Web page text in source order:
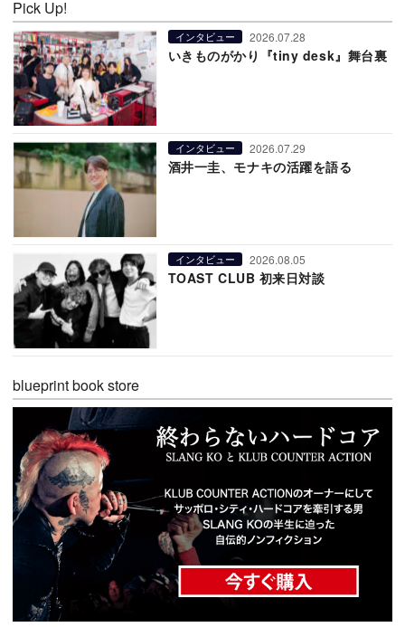
Pick Up!
インタビュー 2026.07.28
いきものがかり『tiny desk』舞台裏
インタビュー 2026.07.29
酒井一圭、モナキの活躍を語る
インタビュー 2026.08.05
TOAST CLUB 初来日対談
blueprint book store